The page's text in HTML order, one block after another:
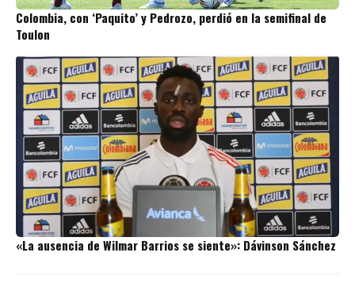
Colombia, con ‘Paquito’ y Pedrozo, perdió en la semifinal de
Toulon
«La ausencia de Wilmar Barrios se siente»: Dávinson Sánchez